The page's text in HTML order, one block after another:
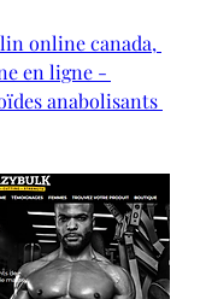
online canada,
en ligne -
anabolisants